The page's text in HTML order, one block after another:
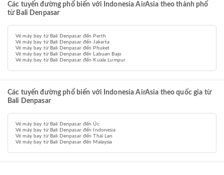
Các tuyến đường phổ biến với Indonesia AirAsia theo thành phố
từ Bali Denpasar
Vé máy bay từ Bali Denpasar đến Perth
Vé máy bay từ Bali Denpasar đến Jakarta
Vé máy bay từ Bali Denpasar đến Phuket
Vé máy bay từ Bali Denpasar đến Labuan Bajo
Vé máy bay từ Bali Denpasar đến Kuala Lumpur
Các tuyến đường phổ biến với Indonesia AirAsia theo quốc gia từ
Bali Denpasar
Vé máy bay từ Bali Denpasar đến Úc
Vé máy bay từ Bali Denpasar đến Indonesia
Vé máy bay từ Bali Denpasar đến Thái Lan
Vé máy bay từ Bali Denpasar đến Malaysia